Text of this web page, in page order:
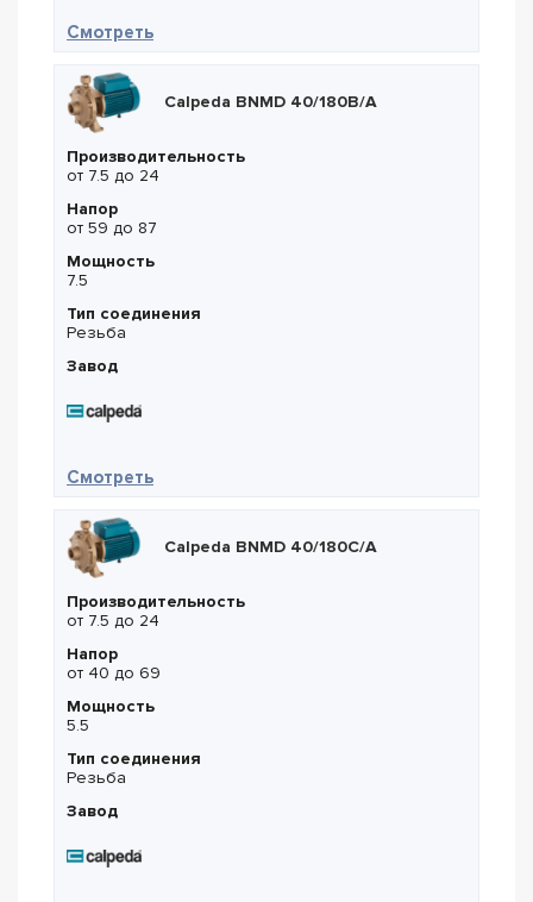
Смотреть— Calpeda BNM 17/H/A
Calpeda BNMD 40/180B/A
Производительность
от 7.5 до 24
Напор
от 59 до 87
Мощность
7.5
Тип соединения
Резьба
Завод
Смотреть— Calpeda BNMD 40/180B/A
Calpeda BNMD 40/180C/A
Производительность
от 7.5 до 24
Напор
от 40 до 69
Мощность
5.5
Тип соединения
Резьба
Завод